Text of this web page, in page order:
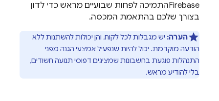
Firebaseהתמיכה לפחות שבועיים מראש כדי לדון
בצורך שלכם בהתאמת המכסה.
הערה: יש מגבלות לכל לקוח, והן יכולות להשתנות ללא
הודעה מוקדמת. יכול להיות שנפעיל אמצעי הגנה מפני
התנהלות פוגעת בחשבונות שמציגים דפוסי תנועה חשודים,
בלי להודיע מראש.